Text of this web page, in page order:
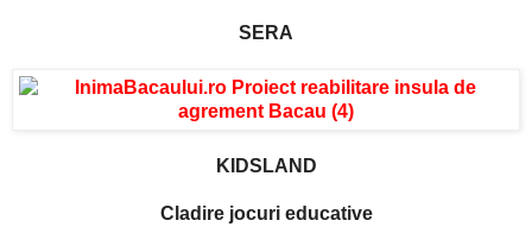
SERA
KIDSLAND
Cladire jocuri educative